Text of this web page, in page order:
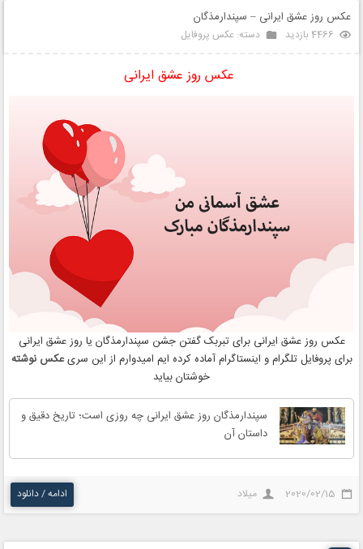
عکس روز عشق ایرانی – سپندارمذگان
4466 بازدید دسته: عکس پروفایل
عکس روز عشق ایرانی
عکس روز عشق ایرانی برای تبربک گفتن جشن سپندارمذگان یا روز عشق ایرانی
برای پروفایل تلگرام و اینستاگرام آماده کرده ایم امیدوارم از این سریعکس نوشته
خوشتان بیاید
سپندارمذگان روز عشق ایرانی چه روزی است؛ تاریخ دقیق و
داستان آن
2020/02/15 میلاد ادامه / دانلود